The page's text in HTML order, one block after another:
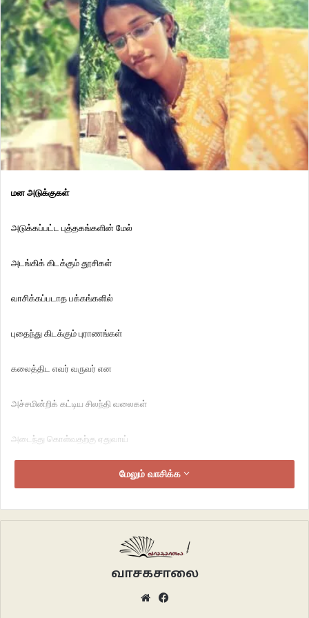
மன அடுக்குகள்
அடுக்கப்பட்ட புத்தகங்களின் மேல்
அடங்கிக் கிடக்கும் தூசிகள்
வாசிக்கப்படாத பக்கங்களில்
புதைந்து கிடக்கும் புராணங்கள்
கலைத்திட எவர் வருவர் என
அச்சமின்றிக் கட்டிய சிலந்தி வலைகள்
அடைந்து கொள்வதற்கு ஏதுவாய்
என்றோ ஒருநாள்
ஒவ்வொன்றாய் தூசி தட்டப்பட்டு
மேலும் வாசிக்க
வாசகசாலை
Website